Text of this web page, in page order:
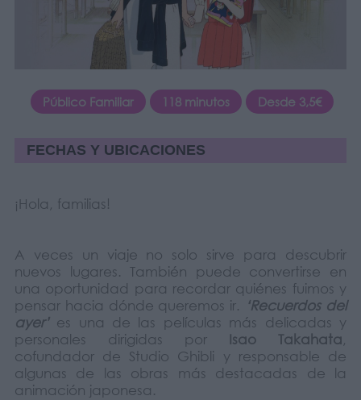
Público Familiar 118 minutos Desde 3,5€
FECHAS Y UBICACIONES
¡Hola, familias!
A veces un viaje no solo sirve para descubrir
nuevos lugares. También puede convertirse en
una oportunidad para recordar quiénes fuimos y
pensar hacia dónde queremos ir.
‘Recuerdos del
ayer’es una de las películas más delicadas y
personales dirigidas por Isao Takahata,
cofundador de Studio Ghibli y responsable de
algunas de las obras más destacadas de la
animación japonesa.